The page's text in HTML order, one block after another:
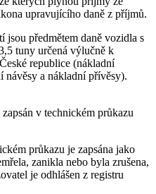
upravujícího daně z příjmů.
jsou předmětem daně vozidla s
tuny určená výlučně k
republice (nákladní
návěsy a nákladní přívěsy).
v technickém průkazu
průkazu je zapsána jako
zanikla nebo byla zrušena,
je odhlášen z registru